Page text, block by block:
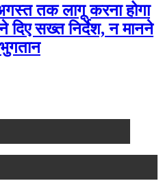
तक लागू करना होगा
सख्त निर्देश, न मानने